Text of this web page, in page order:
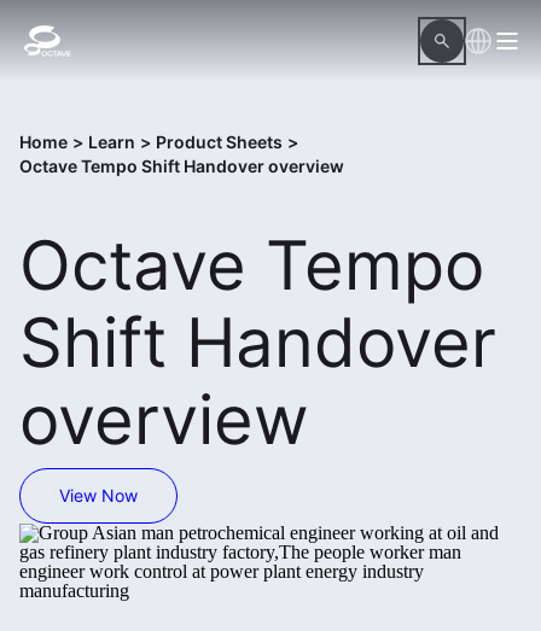
Home > Learn > Product Sheets >
Octave Tempo Shift Handover overview
Octave Tempo
Shift Handover
overview
View Now